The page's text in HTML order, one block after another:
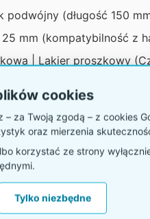
podwójny (długość 150
mm (kompatybilność z
| Lakier proszkowy
magnetyczna (idealna
toppera reklamowego
Stand P53xx
Stand
cookies
za Twoją zgodą – z cookies
oraz mierzenia
korzystać ze strony
Tylko niezbędne